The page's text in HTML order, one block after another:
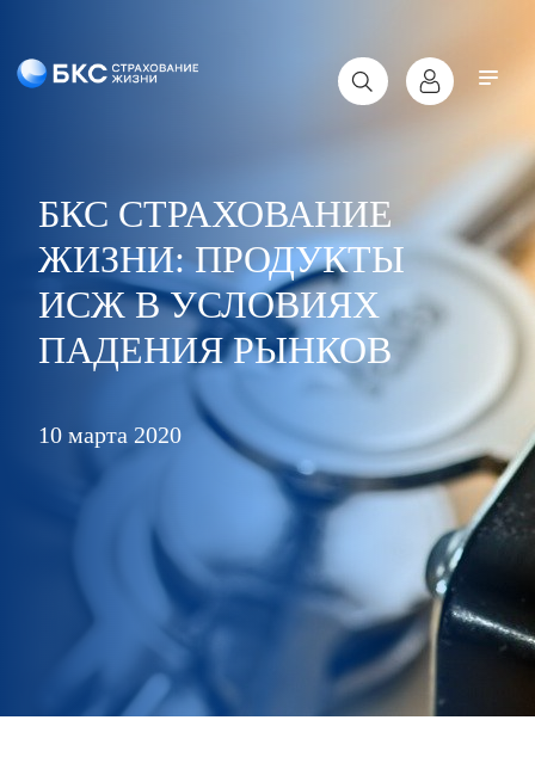
БКС СТРАХОВАНИЕ
ЖИЗНИ: ПРОДУКТЫ
ИСЖ В УСЛОВИЯХ
ПАДЕНИЯ РЫНКОВ
10 марта 2020